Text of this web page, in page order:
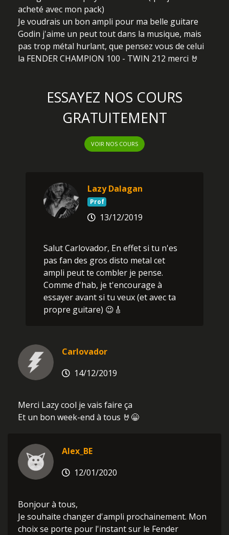
acheté avec mon pack)
Je voudrais un bon ampli pour ma belle guitare
Godin j'aime un peut tout dans la musique, mais
pas trop métal hurlant, que pensez vous de celui
la FENDER CHAMPION 100 - TWIN 212 merci 🤘
ESSAYEZ NOS COURS
GRATUITEMENT
VOIR NOS COURS
Lazy Dalagan
Prof
13/12/2019
Salut Carlovador, En effet si tu n'es
pas fan des gros disto metal cet
ampli peut te combler je pense.
Comme d'hab, je t'encourage à
essayer avant si tu veux (et avec ta
propre guitare) 😉🎸
Carlovador
14/12/2019
Merci Lazy cool je vais faire ça
Et un bon week-end à tous 🤘😁
Alex_BE
12/01/2020
Bonjour à tous,
Je souhaite changer d'ampli prochainement. Mon
choix se porte pour l'instant sur le Fender